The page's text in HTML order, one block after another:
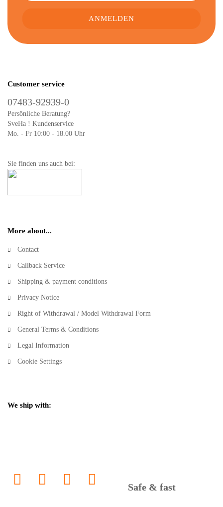
Customer service
07483-92939-0
Persönliche Beratung?
SveHa ! Kundenservice
Mo. - Fr 10:00 - 18.00 Uhr
Sie finden uns auch bei:
More about...
Contact
Callback Service
Shipping & payment conditions
Privacy Notice
Right of Withdrawal / Model Withdrawal Form
General Terms & Conditions
Legal Information
Cookie Settings
We ship with:
Safe & fast